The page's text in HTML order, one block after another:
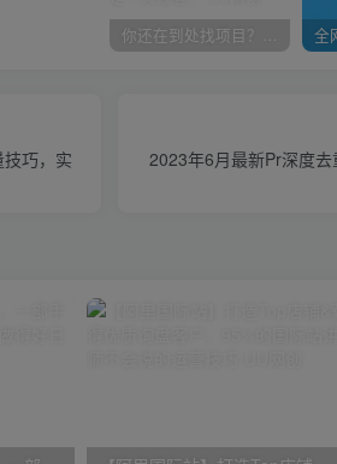
你还在到处找项目？还在当韭菜？我靠卖项目一个月收入5万+，曾经我也是个失败者。
巧，实
2023年6月最新Pr深度